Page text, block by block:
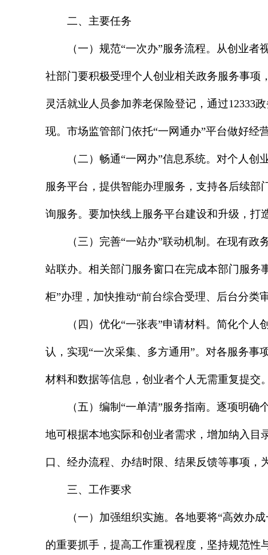
二、主要任务
（一）规范“一次办”服务流程。从创业
社部门要积极受理个人创业相关政务服务事项
灵活就业人员参加养老保险登记，通过12333
现。市场监管部门依托“一网通办”平台做好
（二）畅通“一网办”信息系统。对个人
服务平台，提供智能办理服务，支持各后续
询服务。要加快线上服务平台建设和升级，打
（三）完善“一站办”联动机制。在现有
站联办。相关部门服务窗口在完成本部门服务
柜”办理，加快推动“前台综合受理、后台分类
（四）优化“一张表”申请材料。简化个
认，实现“一次采集、多方通用”。对各服务事
材料和数据等信息，创业者个人无需重复提交
（五）编制“一单清”服务指南。逐项明
地可根据本地实际和创业者需求，增加纳入目
口、经办流程、办结时限、结果反馈等事项，
三、工作要求
（一）加强组织实施。各地要将“高效办
的重要抓手，提高工作重视程度，坚持规范性